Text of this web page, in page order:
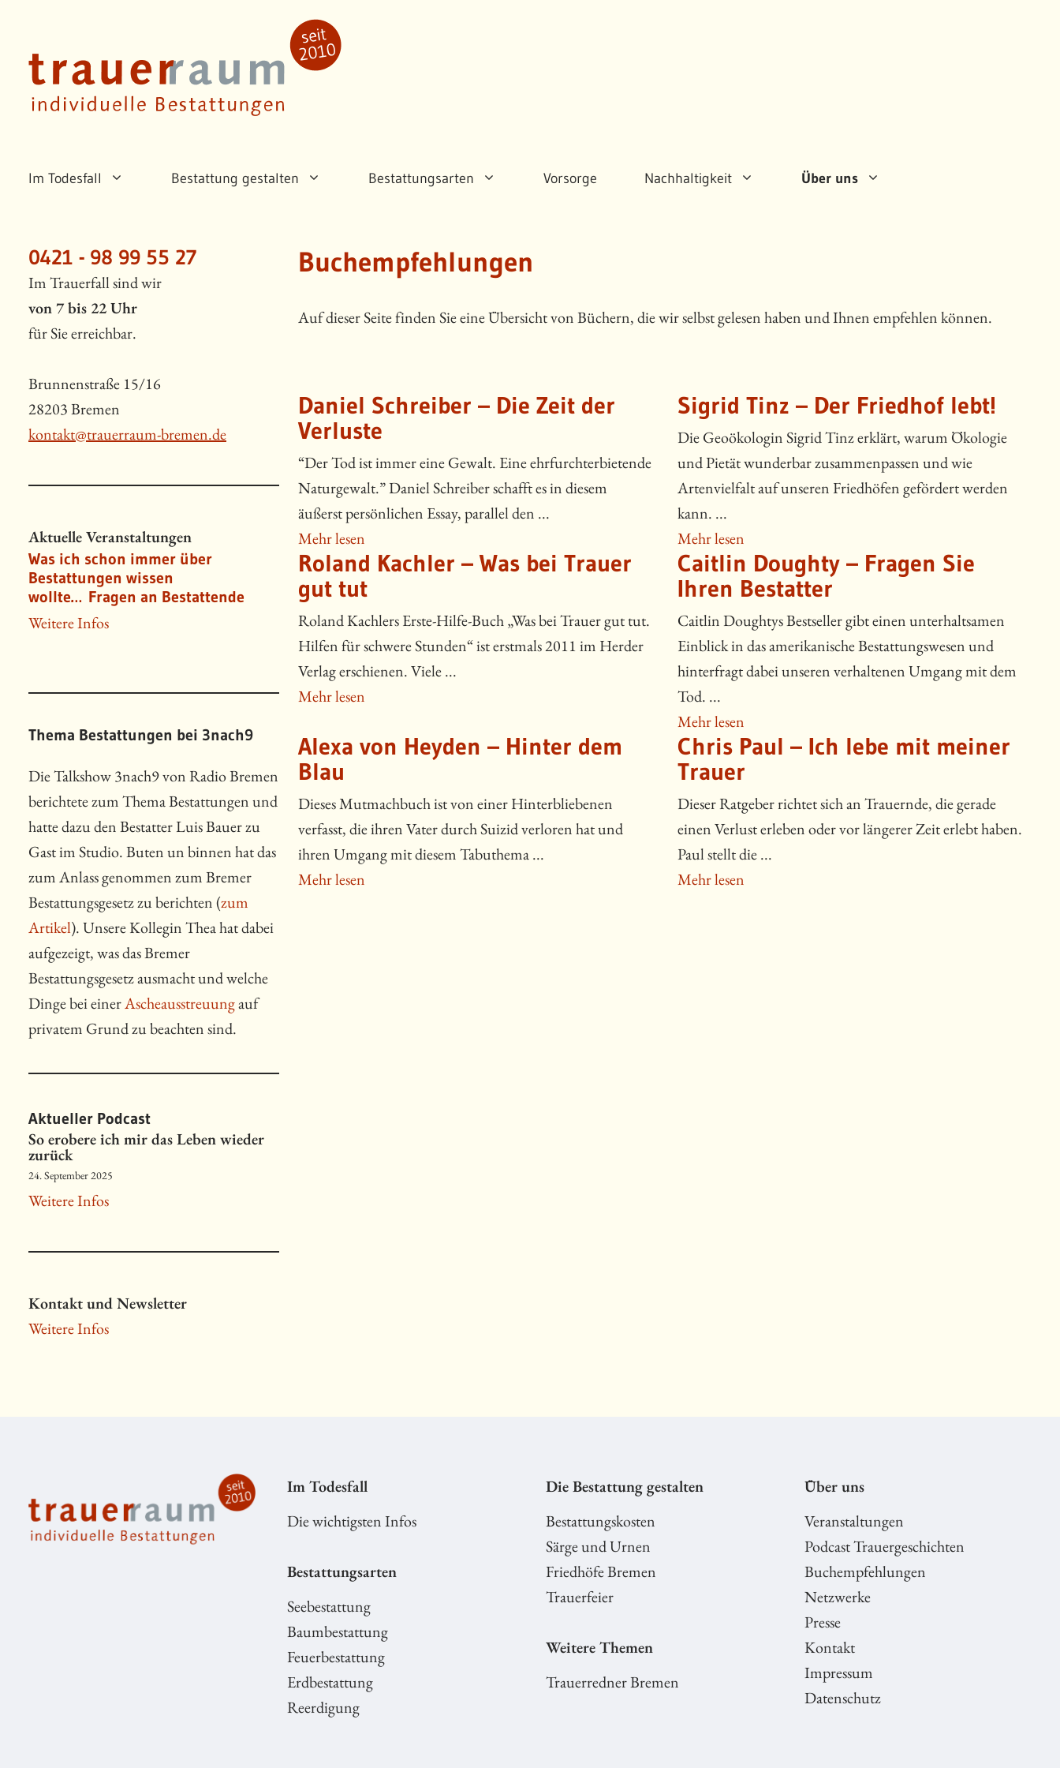
springen
Im Todesfall Bestattung gestalten Bestattungsarten Vorsorge Nachhaltigkeit Über uns
Buchempfehlungen
Auf dieser Seite finden Sie eine Übersicht von Büchern, die wir selbst gelesen haben und Ihnen empfehlen können.
Daniel Schreiber – Die Zeit der
Verluste
“Der Tod ist immer eine Gewalt. Eine ehrfurchterbietende
Naturgewalt.” Daniel Schreiber schafft es in diesem
äußerst persönlichen Essay, parallel den ...
Mehr lesen
Sigrid Tinz – Der Friedhof lebt!
Die Geoökologin Sigrid Tinz erklärt, warum Ökologie
und Pietät wunderbar zusammenpassen und wie
Artenvielfalt auf unseren Friedhöfen gefördert werden
kann. ...
Mehr lesen
Roland Kachler – Was bei Trauer
gut tut
Roland Kachlers Erste-Hilfe-Buch „Was bei Trauer gut tut.
Hilfen für schwere Stunden“ ist erstmals 2011 im Herder
Verlag erschienen. Viele ...
Mehr lesen
Caitlin Doughty – Fragen Sie
Ihren Bestatter
Caitlin Doughtys Bestseller gibt einen unterhaltsamen
Einblick in das amerikanische Bestattungswesen und
hinterfragt dabei unseren verhaltenen Umgang mit dem
Tod. ...
Mehr lesen
Alexa von Heyden – Hinter dem
Blau
Dieses Mutmachbuch ist von einer Hinterbliebenen
verfasst, die ihren Vater durch Suizid verloren hat und
ihren Umgang mit diesem Tabuthema ...
Mehr lesen
Chris Paul – Ich lebe mit meiner
Trauer
Dieser Ratgeber richtet sich an Trauernde, die gerade
einen Verlust erleben oder vor längerer Zeit erlebt haben.
Paul stellt die ...
Mehr lesen
0421 - 98 99 55 27
Im Trauerfall sind wir
von 7 bis 22 Uhr
für Sie erreichbar.
Brunnenstraße 15/16
28203 Bremen
kontakt@trauerraum-bremen.de
Aktuelle Veranstaltungen
Was ich schon immer über
Bestattungen wissen
wollte… Fragen an Bestattende
Weitere Infos
Thema Bestattungen bei 3nach9
Die Talkshow 3nach9 von Radio Bremen
berichtete zum Thema Bestattungen und
hatte dazu den Bestatter Luis Bauer zu
Gast im Studio. Buten un binnen hat das
zum Anlass genommen zum Bremer
Bestattungsgesetz zu berichten (zum
Artikel). Unsere Kollegin Thea hat dabei
aufgezeigt, was das Bremer
Bestattungsgesetz ausmacht und welche
Dinge bei einerAscheausstreuungauf
privatem Grund zu beachten sind.
Aktueller Podcast
So erobere ich mir das Leben wieder
zurück
24. September 2025
Weitere Infos
Kontakt und Newsletter
Weitere Infos
Im Todesfall
Die wichtigsten Infos
Bestattungsarten
Seebestattung
Baumbestattung
Feuerbestattung
Erdbestattung
Reerdigung
Die Bestattung gestalten
Bestattungskosten
Särge und Urnen
Friedhöfe Bremen
Trauerfeier
Weitere Themen
Trauerredner Bremen
Über uns
Veranstaltungen
Podcast Trauergeschichten
Buchempfehlungen
Netzwerke
Presse
Kontakt
Impressum
Datenschutz